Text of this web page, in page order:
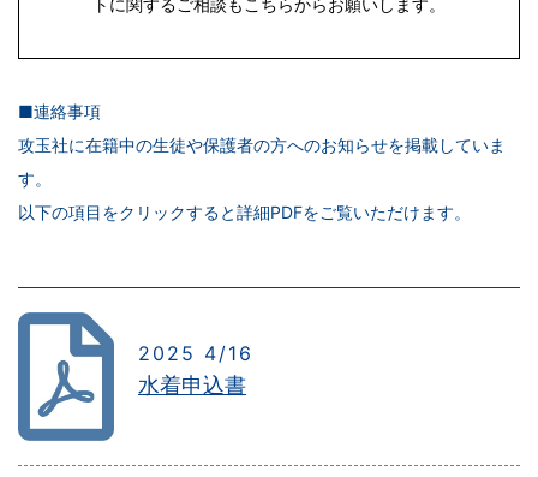
トに関するご相談もこちらからお願いします。
■連絡事項
攻玉社に在籍中の生徒や保護者の方へのお知らせを掲載していま
す。
以下の項目をクリックすると詳細PDFをご覧いただけます。
2025 4/16
水着申込書